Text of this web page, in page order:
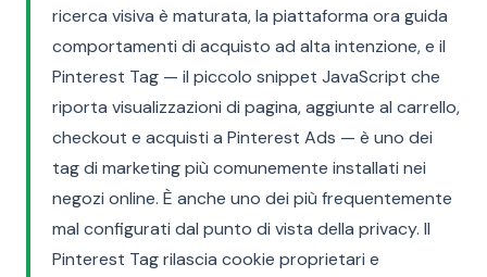
ricerca visiva è maturata, la piattaforma ora guida
comportamenti di acquisto ad alta intenzione, e il
Pinterest Tag — il piccolo snippet JavaScript che
riporta visualizzazioni di pagina, aggiunte al carrello,
checkout e acquisti a Pinterest Ads — è uno dei
tag di marketing più comunemente installati nei
negozi online. È anche uno dei più frequentemente
mal configurati dal punto di vista della privacy. Il
Pinterest Tag rilascia cookie proprietari e